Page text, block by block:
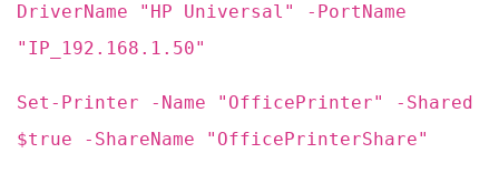
DriverName "HP Universal" -PortName
"IP_192.168.1.50"
Set-Printer -Name "OfficePrinter" -Shared
$true -ShareName "OfficePrinterShare"